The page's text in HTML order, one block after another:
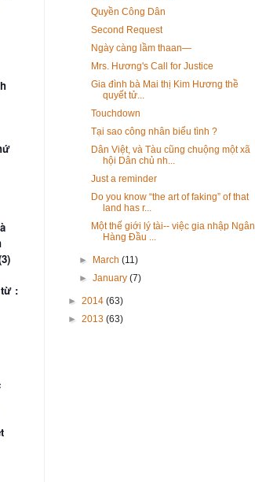
:
Quyền Công Dân
Second Request
Ngày càng lầm thaan—
Mrs. Hương's Call for Justice
Gia đình bà Mai thị Kim Hương thề
quyết tử...
Touchdown
Tại sao công nhân biểu tình ?
Dân Việt, và Tàu cũng chuộng một xã
hội Dân chủ nh...
Just a reminder
Do you know “the art of faking” of that
land has r...
Một thế giới lý tài-- việc gia nhập Ngân
Hàng Đầu ...
► March(11)
►January(7)
► 2014 (63)
► 2013 (63)